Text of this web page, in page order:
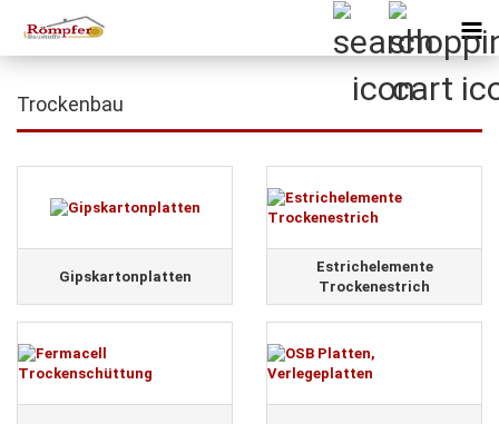
Trockenbau
Gipskartonplatten
Estrichelemente
Trockenestrich